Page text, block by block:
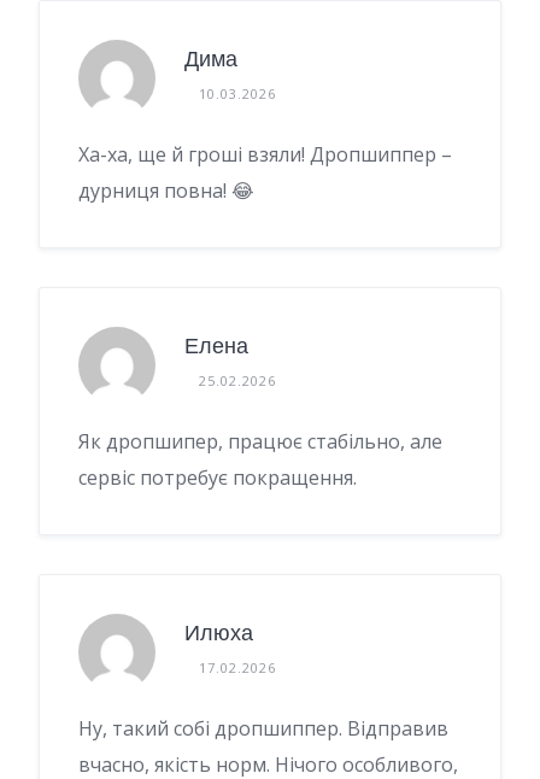
Дима
10.03.2026
Ха-ха, ще й гроші взяли! Дропшиппер –
дурниця повна! 😂
Елена
25.02.2026
Як дропшипер, працює стабільно, але
сервіс потребує покращення.
Илюха
17.02.2026
Ну, такий собі дропшиппер. Відправив
вчасно, якість норм. Нічого особливого,